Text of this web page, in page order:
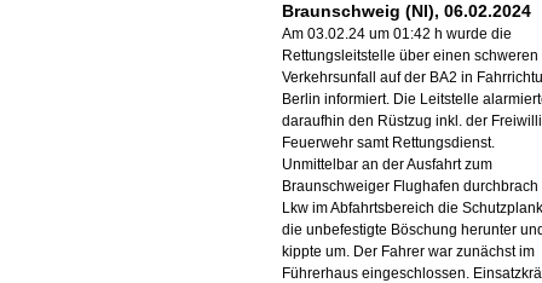
Braunschweig (NI), 06.02.2024
Am 03.02.24 um 01:42 h wurde die
Rettungsleitstelle über einen schweren
Verkehrsunfall auf der BA2 in
Berlin informiert. Die Leitstelle
daraufhin den Rüstzug inkl. der
Feuerwehr samt Rettungsdienst.
Unmittelbar an der Ausfahrt zum
Braunschweiger Flughafen durchbrach
Lkw im Abfahrtsbereich die
die unbefestigte Böschung herunter
kippte um. Der Fahrer war zunächst im
Führerhaus eingeschlossen.